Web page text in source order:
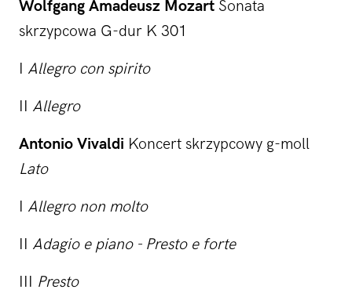
Wolfgang Amadeusz Mozart Sonata
skrzypcowa G-dur K 301
I Allegro con spirito
II Allegro
Antonio Vivaldi Koncert skrzypcowy g-moll
Lato
I Allegro non molto
II Adagio e piano - Presto e forte
III Presto